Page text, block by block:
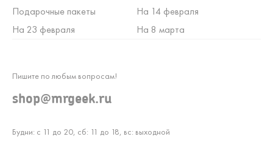
Подарочные пакеты
На 14 февраля
На 23 февраля
На 8 марта
Будни: с 11 до 20, сб: 11 до 18, вс: выходной
Пишите по любым вопросам!
shop@mrgeek.ru